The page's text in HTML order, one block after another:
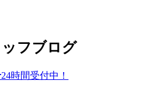
フブログ
24時間受付中！